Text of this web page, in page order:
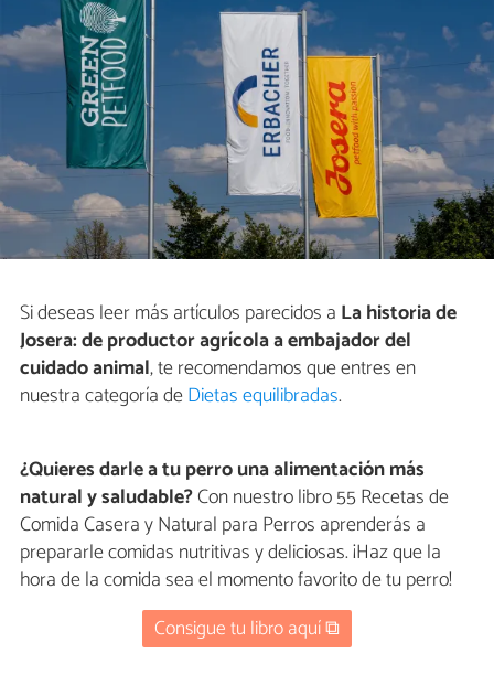
Si deseas leer más artículos parecidos a La historia de
Josera: de productor agrícola a embajador del
cuidado animal, te recomendamos que entres en
nuestra categoría deDietas equilibradas.
¿Quieres darle a tu perro una alimentación más
natural y saludable?Con nuestro libro 55 Recetas de
Comida Casera y Natural para Perros aprenderás a
prepararle comidas nutritivas y deliciosas. ¡Haz que la
hora de la comida sea el momento favorito de tu perro!
Consigue tu libro aquí ⧉